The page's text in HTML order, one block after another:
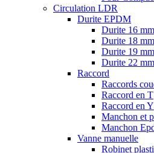
Circulation LDR
Durite EPDM
Durite 16 mm
Durite 18 mm
Durite 19 mm
Durite 22 mm
Raccord
Raccords
Raccord en T
Raccord en Y
Manchon et
Manchon
Vanne manuelle
Robinet